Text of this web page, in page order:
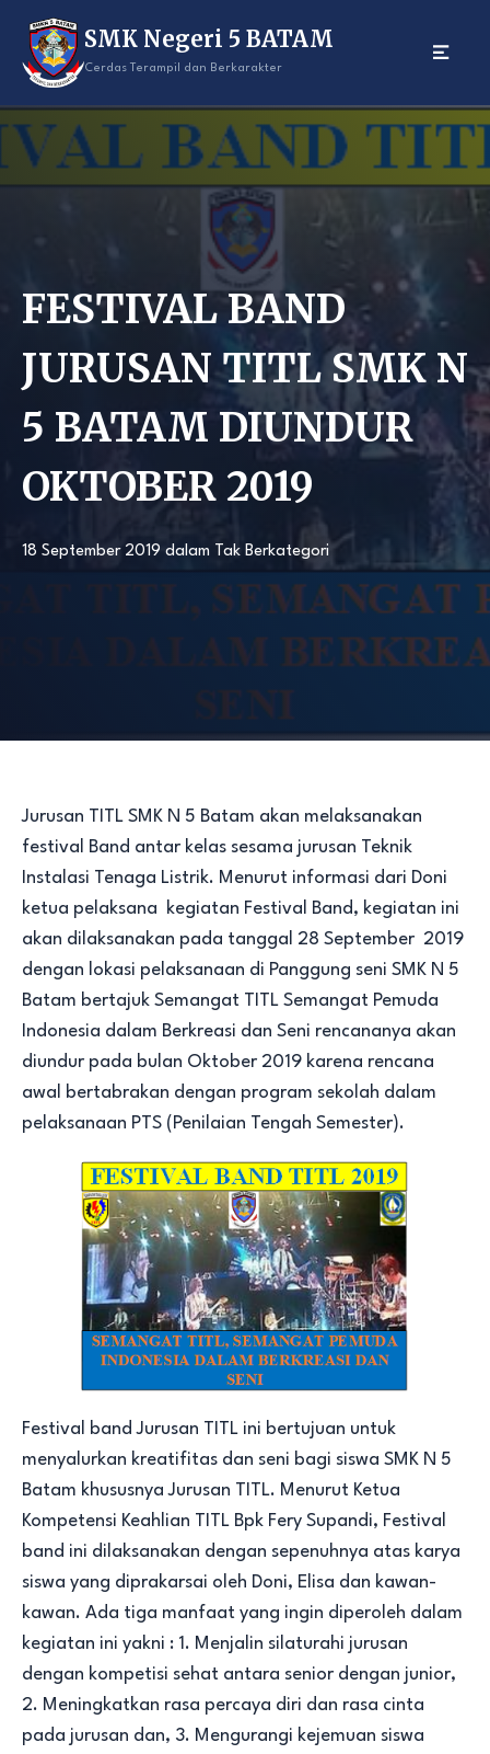
content
SMK Negeri 5 BATAM
Cerdas Terampil dan Berkarakter
FESTIVAL BAND
JURUSAN TITL SMK N
5 BATAM DIUNDUR
OKTOBER 2019
18 September 2019 dalam Tak Berkategori
Jurusan TITL SMK N 5 Batam akan melaksanakan
festival Band antar kelas sesama jurusan Teknik
Instalasi Tenaga Listrik. Menurut informasi dari Doni
ketua pelaksana kegiatan Festival Band, kegiatan ini
akan dilaksanakan pada tanggal 28 September 2019
dengan lokasi pelaksanaan di Panggung seni SMK N 5
Batam bertajuk Semangat TITL Semangat Pemuda
Indonesia dalam Berkreasi dan Seni rencananya akan
diundur pada bulan Oktober 2019 karena rencana
awal bertabrakan dengan program sekolah dalam
pelaksanaan PTS (Penilaian Tengah Semester).
Festival band Jurusan TITL ini bertujuan untuk
menyalurkan kreatifitas dan seni bagi siswa SMK N 5
Batam khususnya Jurusan TITL. Menurut Ketua
Kompetensi Keahlian TITL Bpk Fery Supandi, Festival
band ini dilaksanakan dengan sepenuhnya atas karya
siswa yang diprakarsai oleh Doni, Elisa dan kawan-
kawan. Ada tiga manfaat yang ingin diperoleh dalam
kegiatan ini yakni : 1. Menjalin silaturahi jurusan
dengan kompetisi sehat antara senior dengan junior,
2. Meningkatkan rasa percaya diri dan rasa cinta
pada jurusan dan, 3. Mengurangi kejemuan siswa